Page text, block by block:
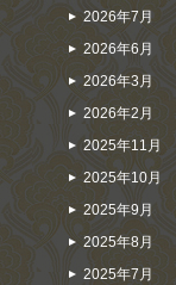
2026年7月
2026年6月
2026年3月
2026年2月
2025年11月
2025年10月
2025年9月
2025年8月
2025年7月